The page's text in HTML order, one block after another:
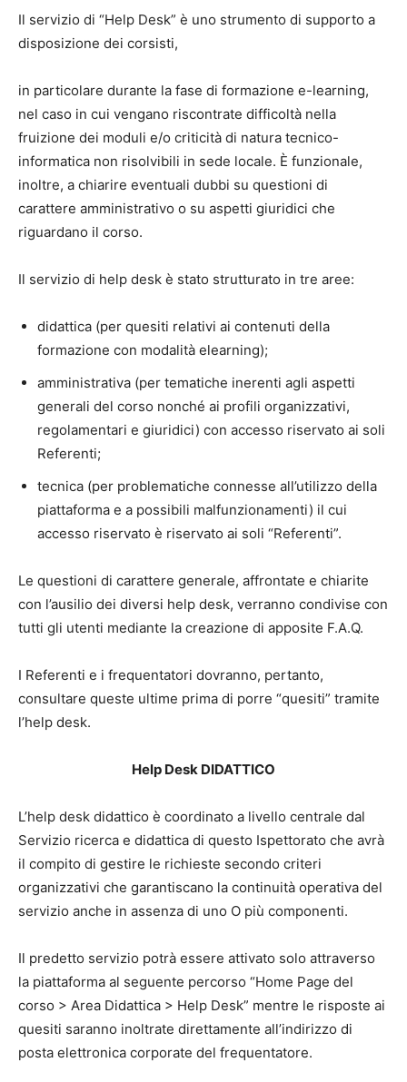
Il servizio di “Help Desk” è uno strumento di supporto a
disposizione dei corsisti,
in particolare durante la fase di formazione e-learning,
nel caso in cui vengano riscontrate difficoltà nella
fruizione dei moduli e/o criticità di natura tecnico-
informatica non risolvibili in sede locale. È funzionale,
inoltre, a chiarire eventuali dubbi su questioni di
carattere amministrativo o su aspetti giuridici che
riguardano il corso.
Il servizio di help desk è stato strutturato in tre aree:
didattica (per quesiti relativi ai contenuti della
formazione con modalità elearning);
amministrativa (per tematiche inerenti agli aspetti
generali del corso nonché ai profili organizzativi,
regolamentari e giuridici) con accesso riservato ai soli
Referenti;
tecnica (per problematiche connesse all’utilizzo della
piattaforma e a possibili malfunzionamenti) il cui
accesso riservato è riservato ai soli “Referenti”.
Le questioni di carattere generale, affrontate e chiarite
con l’ausilio dei diversi help desk, verranno condivise con
tutti gli utenti mediante la creazione di apposite F.A.Q.
I Referenti e i frequentatori dovranno, pertanto,
consultare queste ultime prima di porre “quesiti” tramite
l’help desk.
Help Desk DIDATTICO
L’help desk didattico è coordinato a livello centrale dal
Servizio ricerca e didattica di questo Ispettorato che avrà
il compito di gestire le richieste secondo criteri
organizzativi che garantiscano la continuità operativa del
servizio anche in assenza di uno O più componenti.
Il predetto servizio potrà essere attivato solo attraverso
la piattaforma al seguente percorso “Home Page del
corso > Area Didattica > Help Desk” mentre le risposte ai
quesiti saranno inoltrate direttamente all’indirizzo di
posta elettronica corporate del frequentatore.